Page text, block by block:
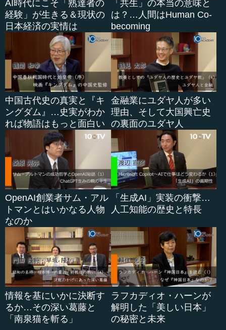
AI時代にこそ「熟達者の
経験」が生きる＆現状の
日本経済の実情は
「共生」の本当の意味と
は？…人間はHuman Co-
becoming
中国古代史の真実と『キ
ングダム』…史実がわか
れば物語はもっと面白い
金融業にユダヤ人が多い
理由、そして大国興亡史
の裏面のユダヤ人
OpenAI創業者サム・アル
トマンとはいかなる人物
なのか
「生成AI」実装の衝撃…
人工知能の歴史と特長
情報を基にいかに決断す
るか…その深い葛藤と
「南泉猫を斬る」
ラフカディオ・ハーンが
解明した「美しい日本」
の秘密と未来